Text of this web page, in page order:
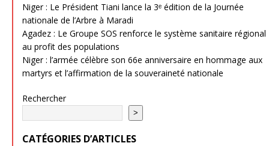
Niger : Le Président Tiani lance la 3ᵉ édition de la Journée
nationale de l’Arbre à Maradi
Agadez : Le Groupe SOS renforce le système sanitaire régional
au profit des populations
Niger : l’armée célèbre son 66e anniversaire en hommage aux
martyrs et l’affirmation de la souveraineté nationale
Rechercher
>
CATÉGORIES D’ARTICLES